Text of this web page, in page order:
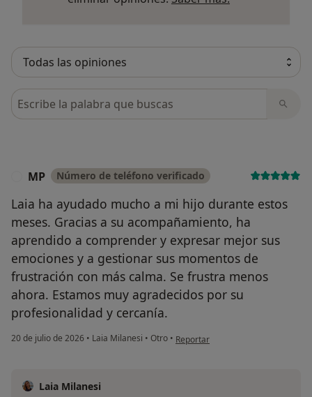
Busca en opiniones
MP Número de teléfono verificado
Laia ha ayudado mucho a mi hijo durante estos
meses. Gracias a su acompañamiento, ha
aprendido a comprender y expresar mejor sus
emociones y a gestionar sus momentos de
frustración con más calma. Se frustra menos
ahora. Estamos muy agradecidos por su
profesionalidad y cercanía.
20 de julio de 2026 • Laia Milanesi • Otro • en opinión del usuario MP
Reportar
Laia Milanesi